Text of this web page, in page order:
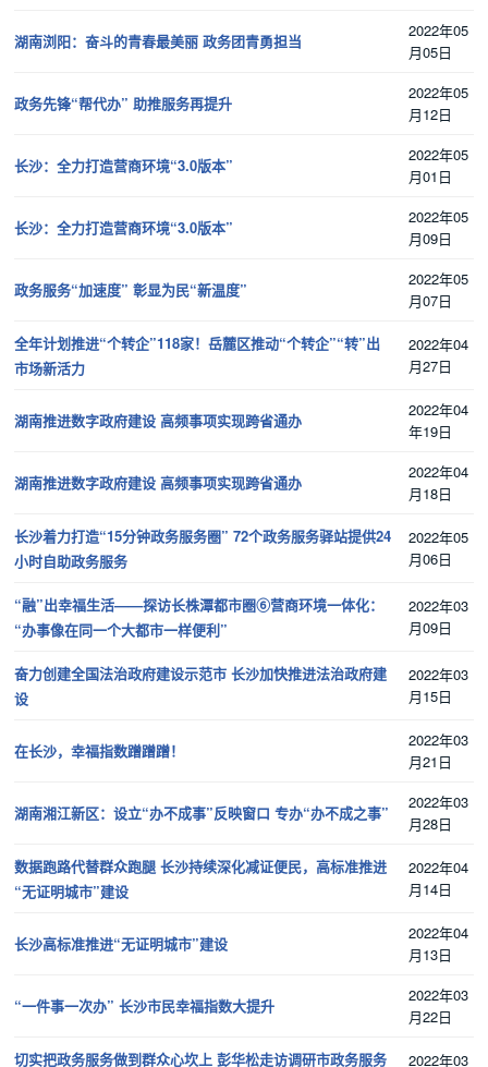
湖南浏阳：奋斗的青春最美丽 政务团青勇担当
2022年05
月05日
政务先锋“帮代办” 助推服务再提升
2022年05
月12日
长沙：全力打造营商环境“3.0版本”
2022年05
月01日
长沙：全力打造营商环境“3.0版本”
2022年05
月09日
政务服务“加速度” 彰显为民“新温度”
2022年05
月07日
全年计划推进“个转企”118家！岳麓区推动“个转企”“转”出
市场新活力
2022年04
月27日
湖南推进数字政府建设 高频事项实现跨省通办
2022年04
年19日
湖南推进数字政府建设 高频事项实现跨省通办
2022年04
月18日
长沙着力打造“15分钟政务服务圈” 72个政务服务驿站提供24
小时自助政务服务
2022年05
月06日
“融”出幸福生活——探访长株潭都市圈⑥营商环境一体化：
“办事像在同一个大都市一样便利”
2022年03
月09日
奋力创建全国法治政府建设示范市 长沙加快推进法治政府建
设
2022年03
月15日
在长沙，幸福指数蹭蹭蹭！
2022年03
月21日
湖南湘江新区：设立“办不成事”反映窗口 专办“办不成之事”
2022年03
月28日
数据跑路代替群众跑腿 长沙持续深化减证便民，高标准推进
“无证明城市”建设
2022年04
月14日
长沙高标准推进“无证明城市”建设
2022年04
月13日
“一件事一次办” 长沙市民幸福指数大提升
2022年03
月22日
切实把政务服务做到群众心坎上 彭华松走访调研市政务服务 2022年03